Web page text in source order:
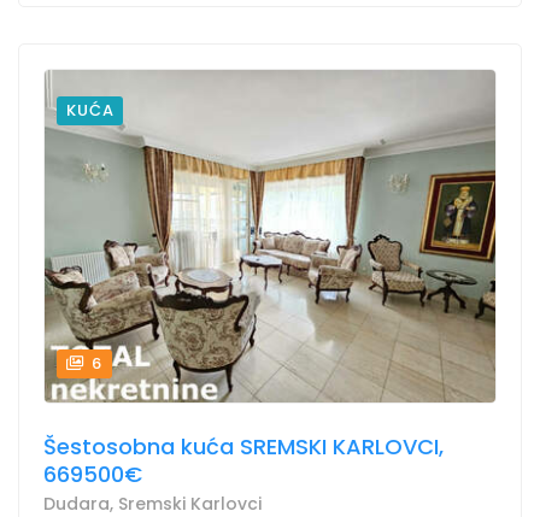
KUĆA
6
Šestosobna kuća SREMSKI KARLOVCI,
669500€
Dudara, Sremski Karlovci